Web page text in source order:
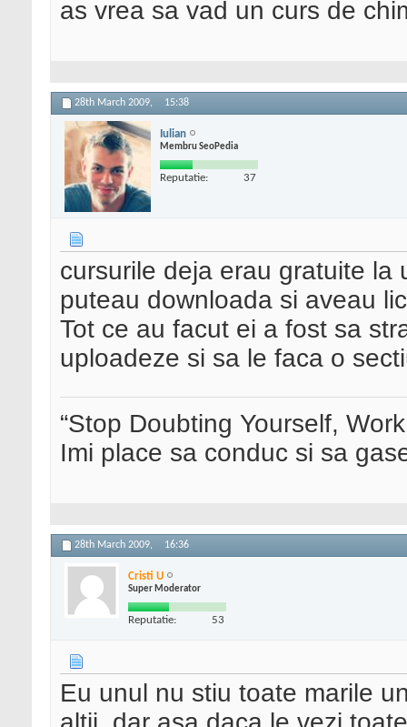
as vrea sa vad un curs de
28th March 2009, 15:38
Iulian
Membru SeoPedia
Reputatie: 37
cursurile deja erau gratuite la
puteau downloada si aveau
Tot ce au facut ei a fost sa
uploadeze si sa le faca o
“Stop Doubting Yourself,
Imi place sa conduc si sa
28th March 2009, 16:36
Cristi U
Super Moderator
Reputatie: 53
Eu unul nu stiu toate marile